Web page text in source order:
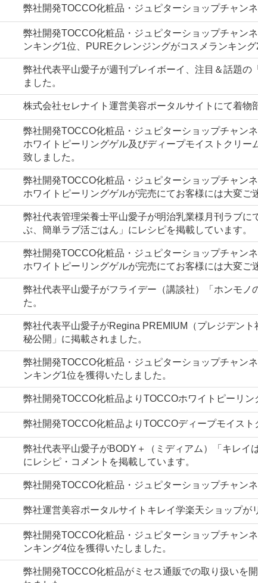
弊社開発TOCCO化粧品・ジュピターショップチャン
弊社開発TOCCO化粧品・ジュピターショップチャン
ンキング1位、PUREクレンジングがコスメランキング
弊社代表平山愛子が週刊プレイボーイ、注目＆話題
ました。
株式会社セレナイト運営美容ポータルサイトにて着物
弊社開発TOCCO化粧品・ジュピターショップチャン
ホワイトピーリングゲル及びディープモイストクリ
致しました。
弊社開発TOCCO化粧品・ジュピターショップチャン
ホワイトピーリングゲルが完売にてお客様には大変ご
弊社代表管理栄養士平山愛子が明治乳業様月刊ラブに
ぶ、簡単ラブ活ごはん」にレシピを掲載しています。
弊社開発TOCCO化粧品・ジュピターショップチャン
ホワイトピーリングゲルが完売にてお客様には大変ご
弊社代表平山愛子がフライデー（講談社）「ホンモノ
た。
弊社代表平山愛子がRegina PREMIUM（プレジデン
秘公開」に掲載されました。
弊社開発TOCCO化粧品・ジュピターショップチャン
ンキング1位を獲得いたしました。
弊社開発TOCCO化粧品よりTOCCOホワイトピーリン
弊社開発TOCCO化粧品よりTOCCOディープモイスト
弊社代表平山愛子がBODY＋（ミディアム）「キレイ
にレシピ・コメントを掲載しています。
弊社開発TOCCO化粧品・ジュピターショップチャン
弊社運営美容ポータルサイトキレイ学楽天ショップが
弊社開発TOCCO化粧品・ジュピターショップチャン
ンキング4位を獲得いたしました。
弊社開発TOCCO化粧品がミセス通販での取り扱いを